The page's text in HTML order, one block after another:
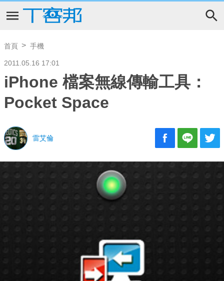
首頁 手機
2011.05.16 17:01
iPhone 檔案無線傳輸工具：
Pocket Space
雷艾倫